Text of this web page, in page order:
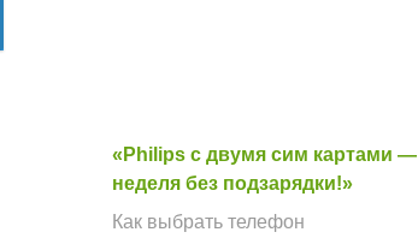
«Philips с двумя сим картами —
неделя без подзарядки!»
Как выбрать телефон